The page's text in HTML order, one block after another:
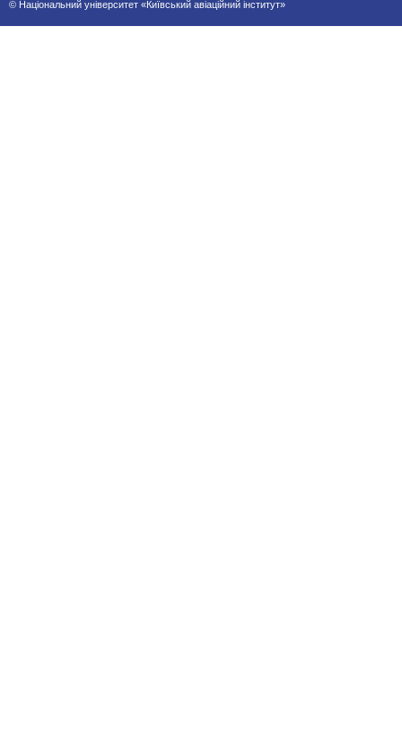
© Національний університет «Київський авіаційний інститут»